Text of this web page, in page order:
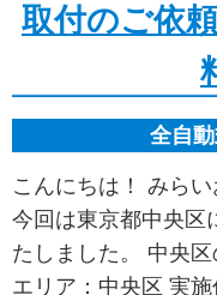
取付のご依
全自
こんにちは！ みら
今回は東京都中央区
たしました。 中央
エリア：中央区 実